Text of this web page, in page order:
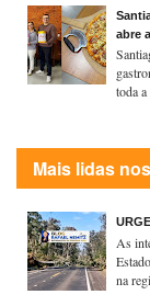
abre
toda
Mais lidas
As
na